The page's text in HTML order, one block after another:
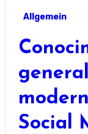
Allgemein
Social